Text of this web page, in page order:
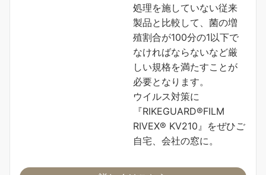
処理を施していない従来
製品と比較して、菌の増
殖割合が100分の1以下で
なければならないなど厳
しい規格を満たすことが
必要となります。
ウイルス対策に
『RIKEGUARD®FILM
RIVEX® KV210』をぜひご
自宅、会社の窓に。